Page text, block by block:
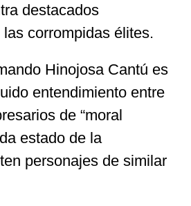
destacados
corrompidas élites.
Hinojosa Cantú es
entendimiento entre
de “moral
estado de la
personajes de similar